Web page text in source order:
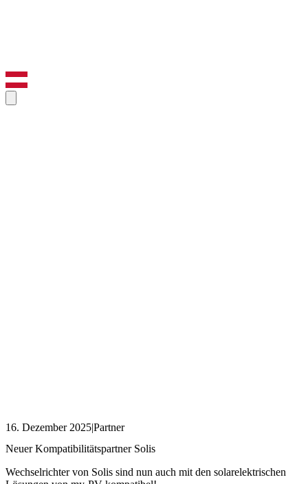
16. Dezember 2025|Partner
Neuer Kompatibilitätspartner Solis
Wechselrichter von Solis sind nun auch mit den solarelektrischen